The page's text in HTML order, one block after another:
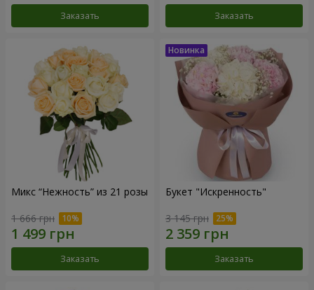
Заказать Заказать
Микс “Нежность” из 21 розы
1 666 грн
Заказать
Букет "Искренность"
3 145 грн
Заказать